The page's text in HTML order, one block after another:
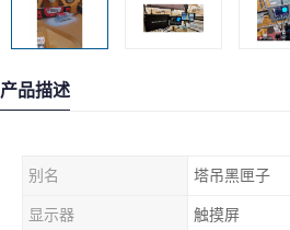
产品描述
别名 塔吊黑匣子
显示器 触摸屏